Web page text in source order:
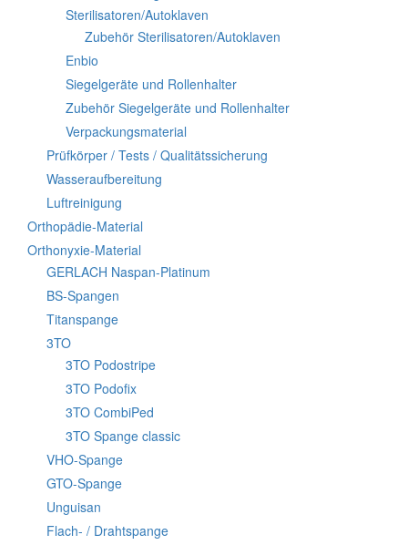
Sterilisatoren/Autoklaven
Zubehör Sterilisatoren/Autoklaven
Enbio
Siegelgeräte und Rollenhalter
Zubehör Siegelgeräte und Rollenhalter
Verpackungsmaterial
Prüfkörper / Tests / Qualitätssicherung
Wasseraufbereitung
Luftreinigung
Orthopädie-Material
Orthonyxie-Material
GERLACH Naspan-Platinum
BS-Spangen
Titanspange
3TO
3TO Podostripe
3TO Podofix
3TO CombiPed
3TO Spange classic
VHO-Spange
GTO-Spange
Unguisan
Flach- / Drahtspange